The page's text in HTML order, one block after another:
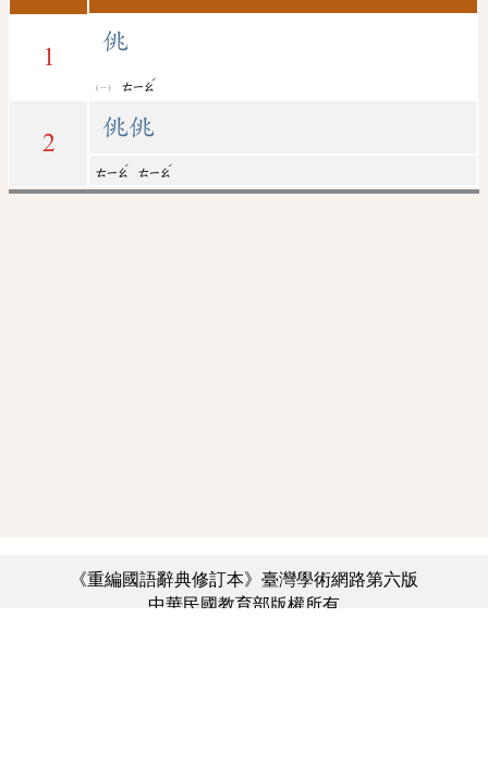
1
佻
ㄊㄧㄠ
ˊ
2
佻佻
ㄊㄧㄠ
ˊ
ㄊㄧㄠ
ˊ
《重編國語辭典修訂本》臺灣學術網路第六版
中華民國教育部版權所有